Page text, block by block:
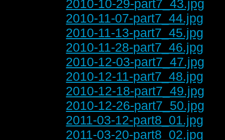
2010-10-29-part7_43.jpg
2010-11-07-part7_44.jpg
2010-11-13-part7_45.jpg
2010-11-28-part7_46.jpg
2010-12-03-part7_47.jpg
2010-12-11-part7_48.jpg
2010-12-18-part7_49.jpg
2010-12-26-part7_50.jpg
2011-03-12-part8_01.jpg
2011-03-20-part8_02.jpg